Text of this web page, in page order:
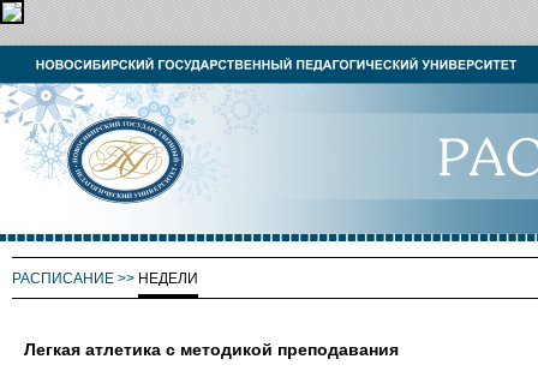
РАСПИСАНИЕ >> НЕДЕЛИ
Легкая атлетика с методикой преподавания